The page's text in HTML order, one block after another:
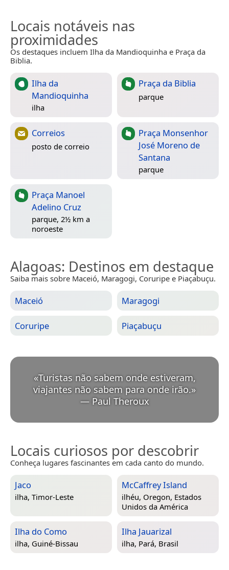
Locais notáveis nas
proximidades
Os destaques incluem Ilha da Mandioquinha e Praça da
Biblia.
Ilha da
Mandioquinha
ilha
Praça da Biblia
parque
Correios
posto de correio
Praça Monsenhor
José Moreno de
Santana
parque
Praça Manoel
Adelino Cruz
parque, 2½ km a
noroeste
Alagoas: Destinos em destaque
Saiba mais sobre Maceió, Maragogi, Coruripe e Piaçabuçu.
Maceió Maragogi
Coruripe Piaçabuçu
«Turistas não sabem onde estiveram,
viajantes não sabem para onde irão.
— Paul Theroux
Locais curiosos por descobrir
Conheça lugares fascinantes em cada canto do mundo.
Jaco
ilha, Timor-Leste
McCaffrey Island
ilhéu, Oregon, Estados
Unidos da América
Ilha do Como
ilha, Guiné-Bissau
Ilha Jauarizal
ilha, Pará, Brasil